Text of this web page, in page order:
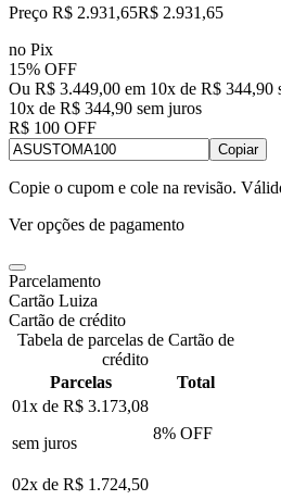
Preço R$ 2.931,65R$ 2.931 ,65
no Pix
15% OFF
Ou R$ 3.449,00 em 10x de R$ 344,90
10x de R$ 344,90 sem juros
R$ 100 OFF
Copiar
Copie o cupom e cole na revisão.
Ver opções de pagamento
Parcelamento
Cartão Luiza
Cartão de crédito
Tabela de parcelas de Cartão de
crédito
Parcelas
Total
01x de R$ 3.173,08
sem juros
8% OFF
02x de R$ 1.724,50